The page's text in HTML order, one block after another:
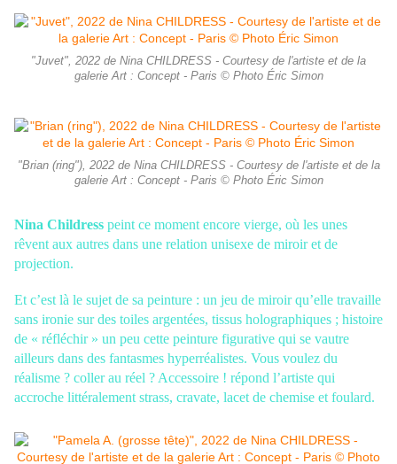
"Juvet", 2022 de Nina CHILDRESS - Courtesy de l'artiste et de la
galerie Art : Concept - Paris © Photo Éric Simon
"Brian (ring"), 2022 de Nina CHILDRESS - Courtesy de l'artiste et de la
galerie Art : Concept - Paris © Photo Éric Simon
Nina Childress peint ce moment encore vierge, où les unes
rêvent aux autres dans une relation unisexe de miroir et de
projection.
Et c’est là le sujet de sa peinture : un jeu de miroir qu’elle travaille
sans ironie sur des toiles argentées, tissus holographiques ; histoire
de « réfléchir » un peu cette peinture figurative qui se vautre
ailleurs dans des fantasmes hyperréalistes. Vous voulez du
réalisme ? collerau réel ? Accessoire ! répond l’artiste qui
accroche littéralement strass, cravate, lacet de chemise et foulard.